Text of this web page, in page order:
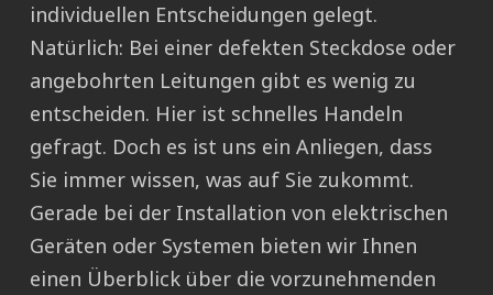
individuellen Entscheidungen gelegt.
Natürlich: Bei einer defekten Steckdose oder
angebohrten Leitungen gibt es wenig zu
entscheiden. Hier ist schnelles Handeln
gefragt. Doch es ist uns ein Anliegen, dass
Sie immer wissen, was auf Sie zukommt.
Gerade bei der Installation von elektrischen
Geräten oder Systemen bieten wir Ihnen
einen Überblick über die vorzunehmenden